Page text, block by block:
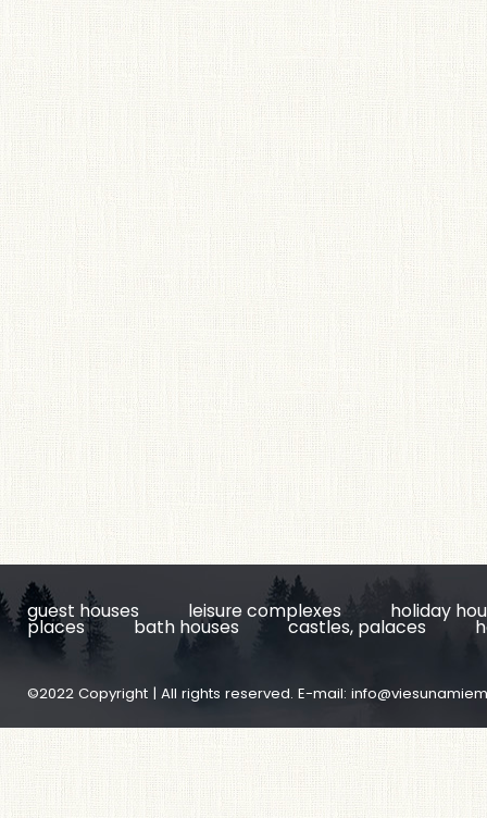
guest houses leisure complexes holiday
places bath houses castles, palaces
©2022 Copyright | All rights reserved. E-mail: